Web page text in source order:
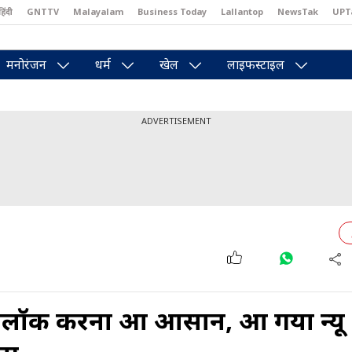
GNTTV Malayalam Business Today Lallantop NewsTak
मनोरंजन धर्म खेल लाइफस्टाइल
ADVERTISEMENT
करना हुआ आसान, आ गया न्यू